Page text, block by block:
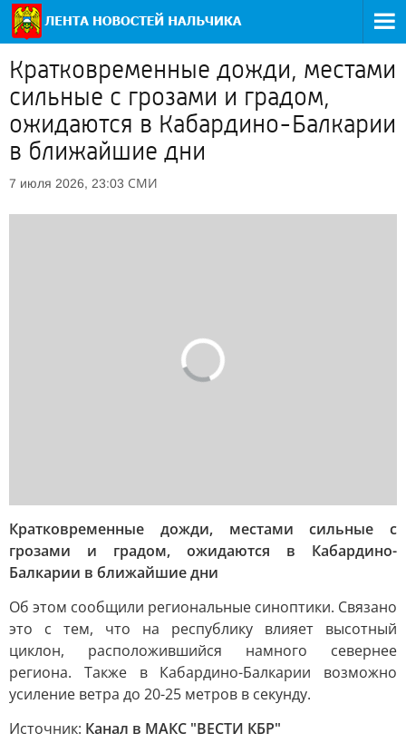
Кратковременные дожди, местами
сильные с грозами и градом,
ожидаются в Кабардино-Балкарии
в ближайшие дни
7 июля 2026, 23:03 СМИ
Кратковременные дожди, местами сильные с
грозами и градом, ожидаются в Кабардино-
Балкарии в ближайшие дни
Об этом сообщили региональные синоптики. Связано
это с тем, что на республику влияет высотный
циклон, расположившийся намного севернее
региона. Также в Кабардино-Балкарии возможно
усиление ветра до 20-25 метров в секунду.
Источник: Канал в МАКС "ВЕСТИ КБР"